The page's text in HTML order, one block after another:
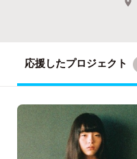
応援したプロジェクト